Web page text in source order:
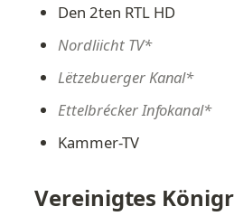
Den 2ten RTL HD
Nordliicht TV*
Lëtzebuerger Kanal*
Ettelbrécker Infokanal*
Kammer-TV
Vereinigtes